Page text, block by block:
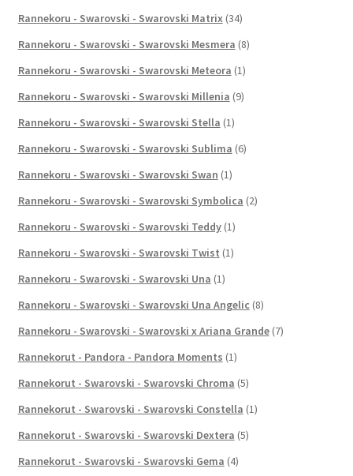
Rannekoru - Swarovski - Swarovski Matrix (34)
Rannekoru - Swarovski - Swarovski Mesmera (8)
Rannekoru - Swarovski - Swarovski Meteora (1)
Rannekoru - Swarovski - Swarovski Millenia (9)
Rannekoru - Swarovski - Swarovski Stella (1)
Rannekoru - Swarovski - Swarovski Sublima (6)
Rannekoru - Swarovski - Swarovski Swan (1)
Rannekoru - Swarovski - Swarovski Symbolica (2)
Rannekoru - Swarovski - Swarovski Teddy (1)
Rannekoru - Swarovski - Swarovski Twist (1)
Rannekoru - Swarovski - Swarovski Una (1)
Rannekoru - Swarovski - Swarovski Una Angelic (8)
Rannekoru - Swarovski - Swarovski x Ariana Grande (7)
Rannekorut - Pandora - Pandora Moments (1)
Rannekorut - Swarovski - Swarovski Chroma (5)
Rannekorut - Swarovski - Swarovski Constella (1)
Rannekorut - Swarovski - Swarovski Dextera (5)
Rannekorut - Swarovski - Swarovski Gema (4)